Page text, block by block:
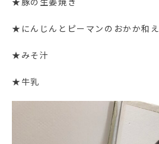
★にんじんとピーマンのおかか和え
★みそ汁
★牛乳